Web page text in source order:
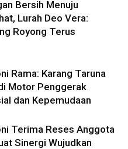
Bersih Menuju
Lurah Deo Vera:
Royong Terus
Rama: Karang Taruna
Motor Penggerak
dan Kepemudaan
Terima Reses Anggota
Sinergi Wujudkan